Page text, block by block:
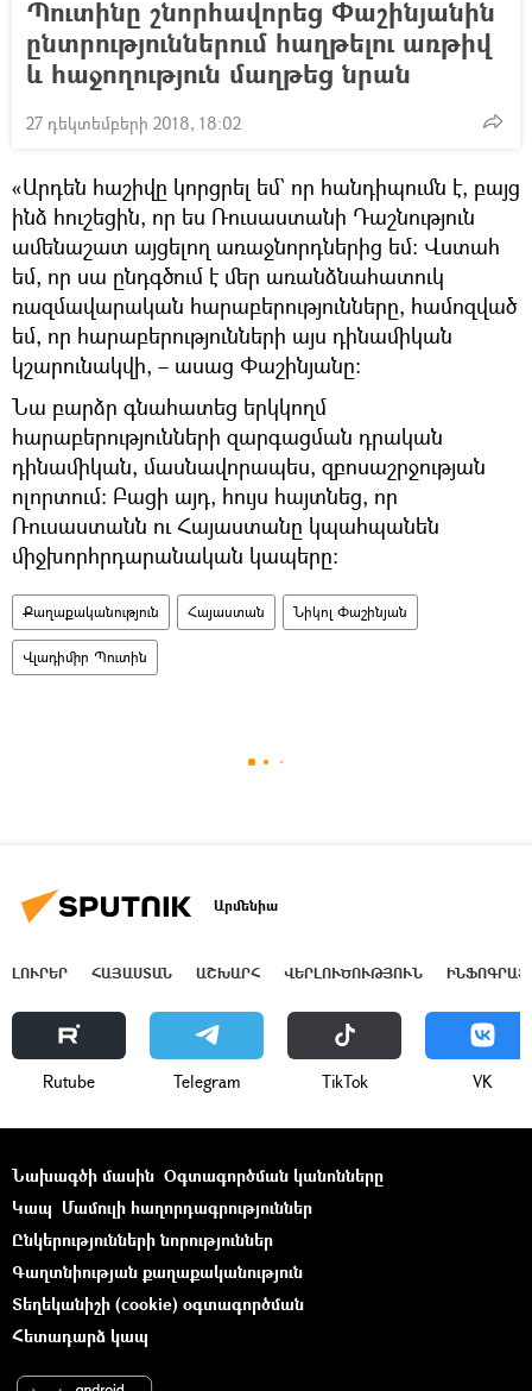
Պուտինը շնորհավորեց Փաշինյանին
ընտրություններում հաղթելու առթիվ
և հաջողություն մաղթեց նրան
27 դեկտեմբերի 2018, 18:02
«Արդեն հաշիվը կորցրել եմ` որ հանդիպումն է, բայց
ինձ հուշեցին, որ ես Ռուսաստանի Դաշնություն
ամենաշատ այցելող առաջնորդներից եմ։ Վստահ
եմ, որ սա ընդգծում է մեր առանձնահատուկ
ռազմավարական հարաբերությունները, համոզված
եմ, որ հարաբերությունների այս դինամիկան
կշարունակվի, – ասաց Փաշինյանը։
Նա բարձր գնահատեց երկկողմ
հարաբերությունների զարգացման դրական
դինամիկան, մասնավորապես, զբոսաշրջության
ոլորտում։ Բացի այդ, հույս հայտնեց, որ
Ռուսաստանն ու Հայաստանը կպահպանեն
միջխորհրդարանական կապերը։
Քաղաքականություն Հայաստան Նիկոլ Փաշինյան
Վլադիմիր Պուտին
Արմենիա
ԼՈՒՐԵՐ ՀԱՅԱՍՏԱՆ ԱՇԽԱՐՀ ՎԵՐԼՈՒԾՈՒԹՅՈՒՆ
Rutube Telegram ТikТоk VK
Նախագծի մասին Օգտագործման կանոնները
Կապ Մամուլի հաղորդագրություններ
Ընկերությունների նորություններ
Գաղտնիության քաղաքականություն
Տեղեկանիշի (cookie) օգտագործման
Հետադարձ կապ